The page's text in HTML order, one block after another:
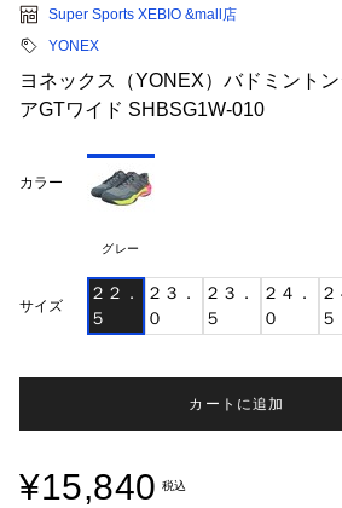
Super Sports XEBIO &mall店
YONEX
ヨネックス（YONEX）バドミント
アGTワイド SHBSG1W-010
カラー
グレー
サイズ
２２．
５
２３．
０
２３．
５
２４．
０
２
５
カートに追加
¥15,840 税込